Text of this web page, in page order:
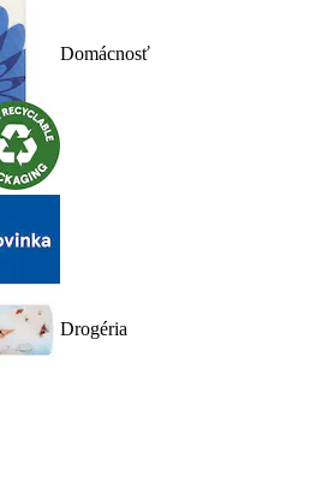
Domácnosť
Drogéria